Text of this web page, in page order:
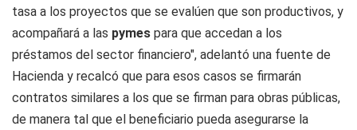
tasa a los proyectos que se evalúen que son productivos, y
acompañará a las pymes para que accedan a los
préstamos del sector financiero", adelantó una fuente de
Hacienda y recalcó que para esos casos se firmarán
contratos similares a los que se firman para obras públicas,
de manera tal que el beneficiario pueda asegurarse la